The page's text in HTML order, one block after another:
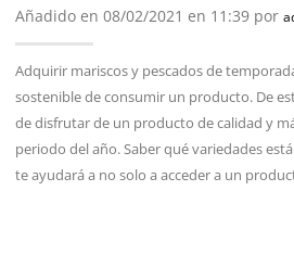
Añadido en 08/02/2021 en 11:39 por
Adquirir mariscos y pescados de
sostenible de consumir un producto. De
de disfrutar de un producto de calidad y
periodo del año. Saber qué variedades
te ayudará a no solo a acceder a un